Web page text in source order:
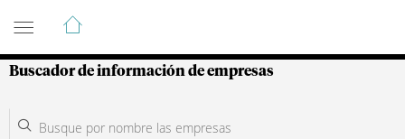
Guía de Empresas Colombianas
Buscador de información de empresas